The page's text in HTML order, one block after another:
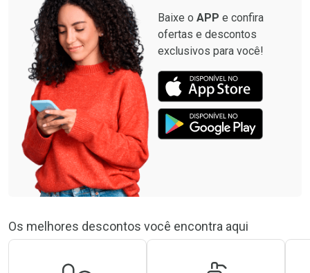
Baixe o APP e confira
ofertas e descontos
exclusivos para você!
Os melhores descontos você encontra aqui